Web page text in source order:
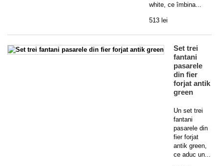
white, ce îmbina...
513 lei
Set trei
fantani
pasarele
din fier
forjat antik
green
Un set trei
fantani
pasarele din
fier forjat
antik green,
ce aduc un...